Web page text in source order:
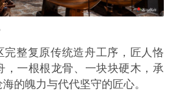
完整复原传统造舟工序，匠人恪
，一根根龙骨、一块块硬木，承
的魄力与代代坚守的匠心。